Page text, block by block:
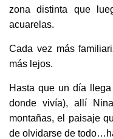
zona distinta que
acuarelas.
Cada vez más
más lejos.
Hasta que un día
donde vivía), allí
montañas, el paisaje
de olvidarse de